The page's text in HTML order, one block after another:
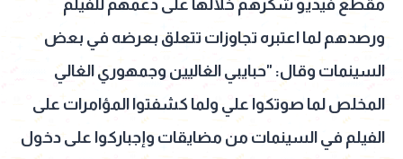
مقطع فيديو شكرهم خلالها على دعمهم للفيلم
ورصدهم لما اعتبره تجاوزات تتعلق بعرضه في بعض
السينمات وقال: "حبايبي الغاليين وجمهوري الغالي
المخلص لما صوتكوا علي ولما كشفتوا المؤامرات على
الفيلم في السينمات من مضايقات وإجباركوا على دخول